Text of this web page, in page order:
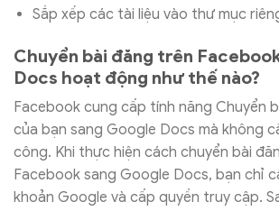
Sắp xếp các tài liệu vào thư mục
Chuyển bài đăng trên
Docs hoạt động như thế nào?
Facebook cung cấp tính năng Chuyển
của bạn sang Google Docs mà không
công. Khi thực hiện cách chuyển bài
Facebook sang Google Docs, bạn chỉ
khoản Google và cấp quyền truy cập.